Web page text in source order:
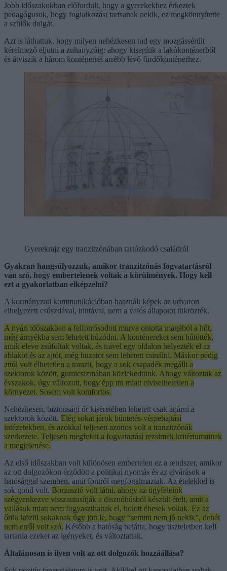
Jobb időszakokban előfordult, hogy a gyerekekhez érkeztek
pedagógusok, hogy foglalkozást tartsanak nekik, ez megkönnyítette
a szülők dolgát.
Azt is láthattuk, hogy milyen nehézkesen tud egy mozgássérült
kérelmező eljutni a zuhanyzóig: ahogy kisegítik a lakókonténerből
és átviszik a három konténerrel arrébb lévő fürdőkonténerhez.
Gyerekrajz egy tranzitzónában tartózkodó családról
Gyakran hangsúlyozzuk, amikor tranzitzónás fogvatartásról
van szó, hogy embertelenek voltak a körülmények. Hogy kell
ezt a gyakorlatban elképzelni?
A kormányzati kommunikációban használt képek az udvaron
elhelyezett csúszdával, hintával, nem a valós állapotot tükrözték.
A nyári időszakban a felforrósodott murva ontotta magából a hőt,
még árnyékba sem lehetett húzódni. A konténereket sem hűtötték,
amik eleve zsúfoltak voltak, és mivel egy oldalon helyezték el az
ablakot és az ajtót, még huzatot sem lehetett csinálni. Máskor pedig
attól volt élhetetlen a tranzit, hogy a sok csapadék megállt a
szektorok között, gumicsizmában közlekedtünk. Ahogy változtak az
évszakok, úgy változott, hogy épp mi miatt elviselhetetlen a
környezet. Sosem volt komfortos.
Nehézkesen, biztonsági őr kíséretében lehetett csak átjárni a
szektorok között. Elég sokat járok büntetés-végrehajtási
intézetekben, és azokkal teljesen azonos volt a tranzitzónák
szerkezete. Teljesen megfelelt a fogvatartási rezsimek kritériumainak
a megjelenése.
Az első időszakban volt különösen embertelen ez a rendszer, amikor
az ott dolgozókon érződött a politikai nyomás és az elvárások a
hatósággal szemben, amit föntről megfogalmaztak. Az ételekkel is
sok gond volt. Borzasztó volt látni, ahogy az ügyfeleink
szégyenkezve visszautasítják a disznóhúsból készült ételt, amit a
vallásuk miatt nem fogyaszthattak el, holott éhesek voltak. Ez az
őrök közül sokaknak úgy jött le, hogy “semmi nem jó nekik”, dehát
nem erről volt szó. Később a hatóság belátta, hogy tiszteletben kell
tartania ezeket az igényeket, és változtattak.
Általánosan is ilyen volt az ott dolgozók hozzáállása?